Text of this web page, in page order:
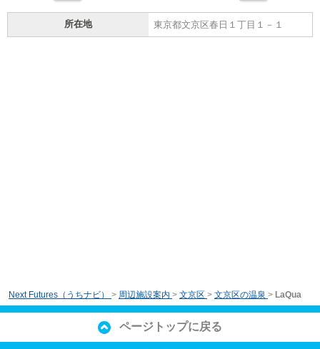
所在地 東京都文京区春日１丁目１－１
Next Futures（うちナビ） > 周辺施設案内 > 文京区 > 文京区の温泉 > LaQua
ページトップに戻る